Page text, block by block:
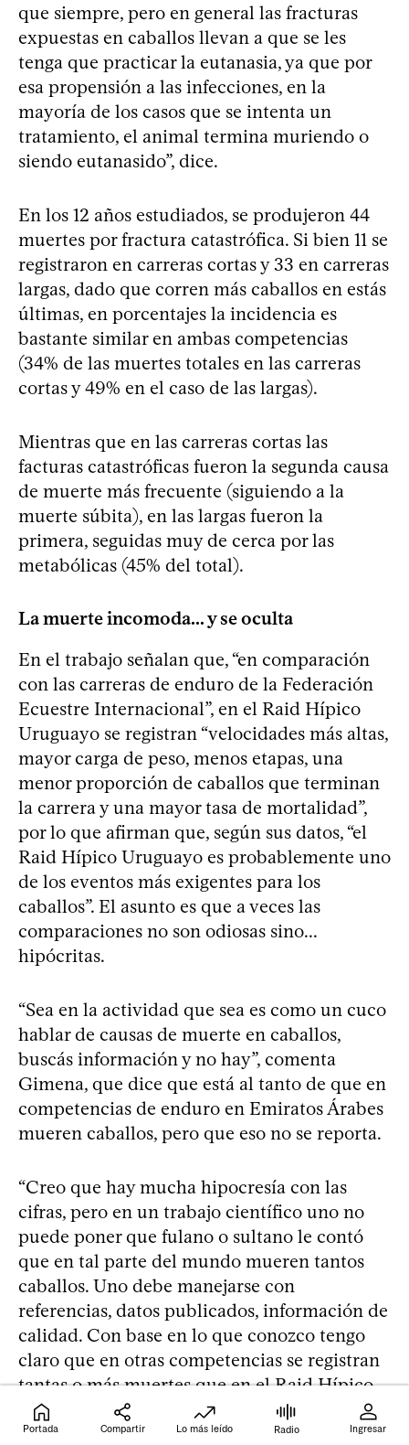
que siempre, pero en general las fracturas
expuestas en caballos llevan a que se les
tenga que practicar la eutanasia, ya que por
esa propensión a las infecciones, en la
mayoría de los casos que se intenta un
tratamiento, el animal termina muriendo o
siendo eutanasido”, dice.
En los 12 años estudiados, se produjeron 44
muertes por fractura catastrófica. Si bien 11 se
registraron en carreras cortas y 33 en carreras
largas, dado que corren más caballos en estás
últimas, en porcentajes la incidencia es
bastante similar en ambas competencias
(34% de las muertes totales en las carreras
cortas y 49% en el caso de las largas).
Mientras que en las carreras cortas las
facturas catastróficas fueron la segunda causa
de muerte más frecuente (siguiendo a la
muerte súbita), en las largas fueron la
primera, seguidas muy de cerca por las
metabólicas (45% del total).
La muerte incomoda... y se oculta
En el trabajo señalan que, “en comparación
con las carreras de enduro de la Federación
Ecuestre Internacional”, en el Raid Hípico
Uruguayo se registran “velocidades más altas,
mayor carga de peso, menos etapas, una
menor proporción de caballos que terminan
la carrera y una mayor tasa de mortalidad”,
por lo que afirman que, según sus datos, “el
Raid Hípico Uruguayo es probablemente uno
de los eventos más exigentes para los
caballos”. El asunto es que a veces las
comparaciones no son odiosas sino...
hipócritas.
“Sea en la actividad que sea es como un cuco
hablar de causas de muerte en caballos,
buscás información y no hay”, comenta
Gimena, que dice que está al tanto de que en
competencias de enduro en Emiratos Árabes
mueren caballos, pero que eso no se reporta.
“Creo que hay mucha hipocresía con las
cifras, pero en un trabajo científico uno no
puede poner que fulano o sultano le contó
que en tal parte del mundo mueren tantos
caballos. Uno debe manejarse con
referencias, datos publicados, información de
calidad. Con base en lo que conozco tengo
claro que en otras competencias se registran
tantas o más muertes que en el Raid Hípico
Uruguayo, pero no es algo que pueda poner
en un
paper. Es una pena que nadie lo
Portada Compartir Lo más leído Radio Ingresar